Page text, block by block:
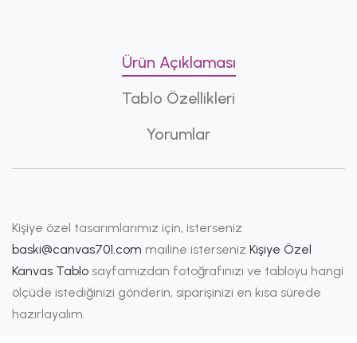
Ürün Açıklaması
Tablo Özellikleri
Yorumlar
Kişiye özel tasarımlarımız için, isterseniz
baski@canvas701.com mailine isterseniz Kişiye Özel
Kanvas Tablo sayfamızdan fotoğrafınızı ve tabloyu hangi
ölçüde istediğinizi gönderin, siparişinizi en kısa sürede
hazırlayalım.